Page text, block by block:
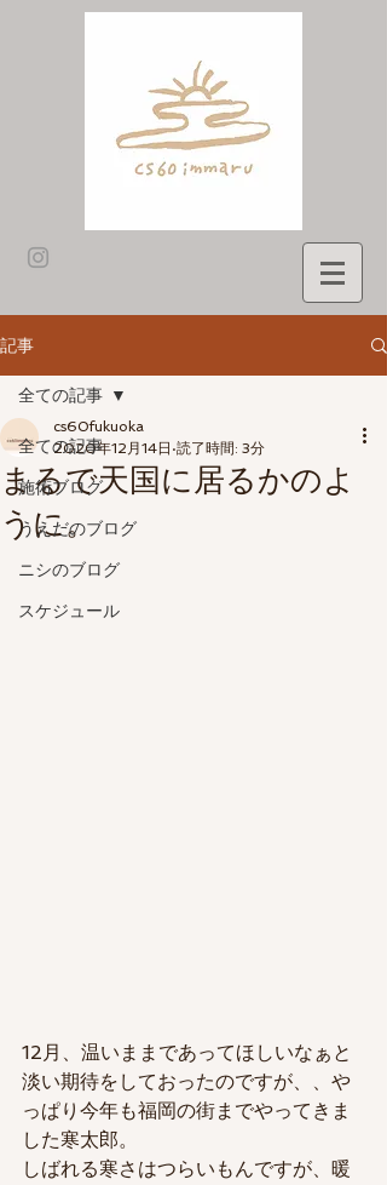
記事
全ての記事
施術ブログ
うえだのブログ
ニシのブログ
スケジュール
全ての記事
まるで天国に居るかのよ
うに。
cs60fukuoka
2020年12月14日 読了時間: 3分
12月、温いままであってほしいなぁと
淡い期待をしておったのですが、、や
っぱり今年も福岡の街までやってきま
した寒太郎。
しばれる寒さはつらいもんですが、暖